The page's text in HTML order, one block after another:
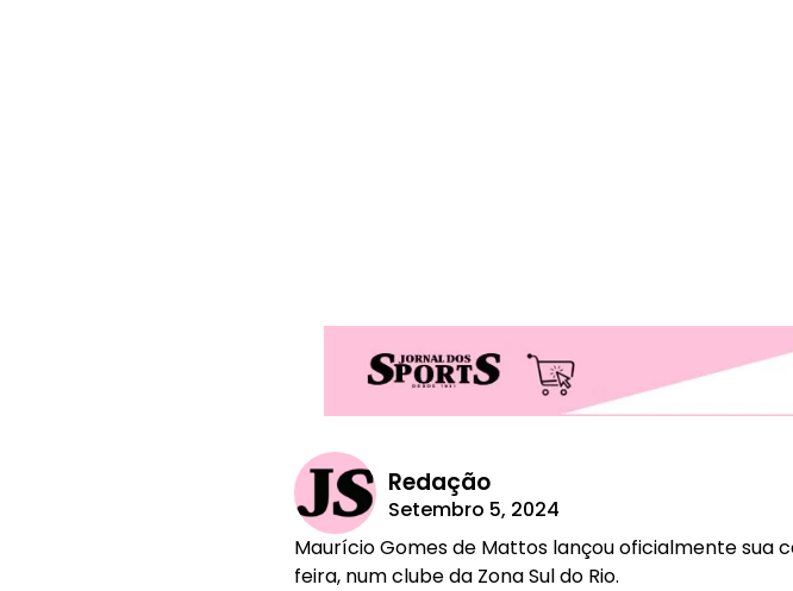
Redação
Setembro 5, 2024
Maurício Gomes de Mattos lançou oficialmente sua
feira, num clube da Zona Sul do Rio.